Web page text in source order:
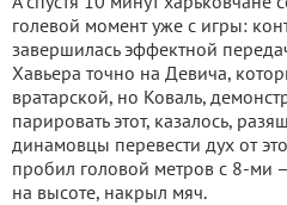
голевой момент уже с игры:
завершилась эффектной
Хавьера точно на Девича,
вратарской, но Коваль,
парировать этот, казалось,
динамовцы перевести дух от
пробил головой метров с 8-ми
на высоте, накрыл мяч.